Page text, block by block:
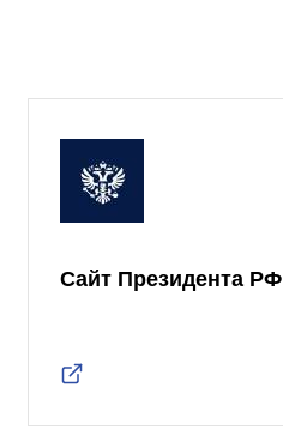
Сайт Президента РФ